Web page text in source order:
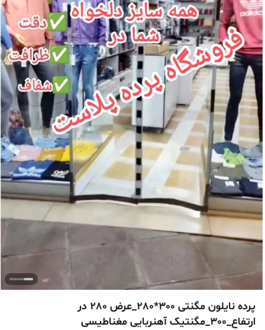
پرده نایلون مگنتی 300*280_عرض 280 در
ارتفاع_300_مگنتیک آهنربایی مغناطیسی